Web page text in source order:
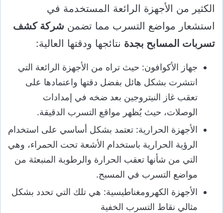
الكثير من الأجهزة الرائعة المستخدمة في
استشعار مواضع التسرب مما تضمن شركة كشف
تسربات المسابح بجدة نتائجها ودقتها العالية:
جهاز الأكوافون: حيث تراه من الأجهزة الرائعة التي
انتشرت بشكل هائل بفضل دقتها واعتمادها على
تعقب غاز النيتروجين بعد ضخه في إمدادات
الوصلات، حيث يُظهر مواقع التسرب الدقيقة.
الأجهزة الحرارية: تعتمد بشكل أساسي على استخدام
الرؤية الحرارية باستخدام الأشعة تحت الحمراء، وهي
التي من شأنها تعقب الحرارة والرطوبة المنبعثة من
مواضع التسرب في المسبح.
الأجهزة الكهرومغناطيسية: هي تلك التي تحدد بشكل
مثالي نقاط التسرب الخفية